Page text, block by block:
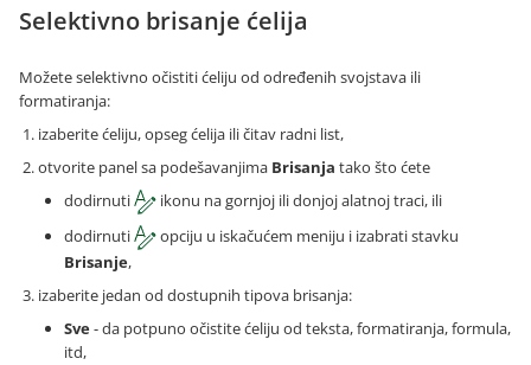
Selektivno brisanje ćelija
Možete selektivno očistiti ćeliju od određenih svojstava ili
formatiranja:
izaberite ćeliju, opseg ćelija ili čitav radni list,
otvorite panel sa podešavanjima Brisanja tako što ćete
dodirnuti
ikonu na gornjoj ili donjoj alatnoj traci, ili
dodirnuti
opciju u iskačućem meniju i izabrati stavku
Brisanje,
izaberite jedan od dostupnih tipova brisanja:
Sve- da potpuno očistite ćeliju od teksta, formatiranja, formula,
itd,